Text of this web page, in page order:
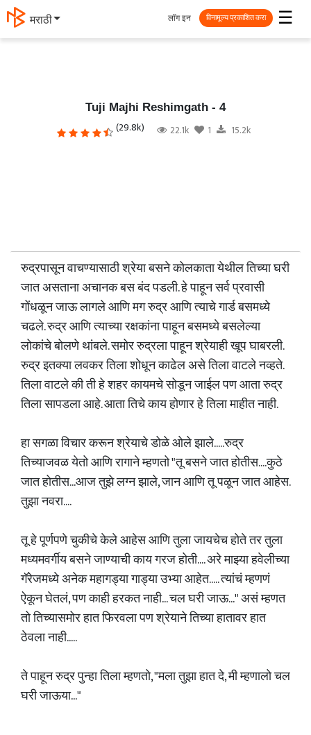
मराठी ☰
लॉग इन विनामूल्य प्रकाशित करा
Tuji Majhi Reshimgath - 4
(29.8k) 22.1k 1 15.2k
रुद्रपासून वाचण्यासाठी श्रेया बसने कोलकाता येथील तिच्या घरी
जात असताना अचानक बस बंद पडली. हे पाहून सर्व प्रवासी
गोंधळून जाऊ लागले आणि मग रुद्र आणि त्याचे गार्ड बसमध्ये
चढले. रुद्र आणि त्याच्या रक्षकांना पाहून बसमध्ये बसलेल्या
लोकांचे बोलणे थांबले. समोर रुद्रला पाहून श्रेयाही खूप घाबरली.
रुद्र इतक्या लवकर तिला शोधून काढेल असे तिला वाटले नव्हते.
तिला वाटले की ती हे शहर कायमचे सोडून जाईल पण आता रुद्र
तिला सापडला आहे. आता तिचे काय होणार हे तिला माहीत नाही.
हा सगळा विचार करून श्रेयाचे डोळे ओले झाले.....रुद्र
तिच्याजवळ येतो आणि रागाने म्हणतो "तू बसने जात होतीस....कुठे
जात होतीस...आज तुझे लग्न झाले, जान आणि तू पळून जात आहेस.
तुझा नवरा....
तू हे पूर्णपणे चुकीचे केले आहेस आणि तुला जायचेच होते तर तुला
मध्यमवर्गीय बसने जाण्याची काय गरज होती.... अरे माझ्या हवेलीच्या
गॅरेजमध्ये अनेक महागड्या गाड्या उभ्या आहेत..... त्यांचं म्हणणं
ऐकून घेतलं, पण काही हरकत नाही... चल घरी जाऊ..." असं म्हणत
तो तिच्यासमोर हात फिरवला पण श्रेयाने तिच्या हातावर हात
ठेवला नाही.....
ते पाहून रुद्र पुन्हा तिला म्हणतो, "मला तुझा हात दे, मी म्हणालो चल
घरी जाऊया..."